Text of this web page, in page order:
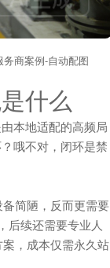
商案例-自动配图
什么
本地适配的高频局
哦不对，闭环是禁
简陋，反而更需要
续还需要专业人
，成本仅需永久站